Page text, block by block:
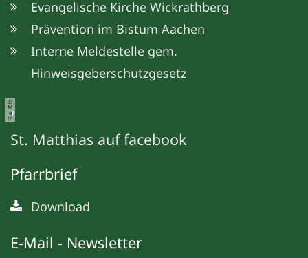
Evangelische Kirche Wickrathberg
Prävention im Bistum Aachen
Interne Meldestelle gem.
Hinweisgeberschutzgesetz
©
M
e
ta
St. Matthias auf facebook
Pfarrbrief
Download
E-Mail - Newsletter